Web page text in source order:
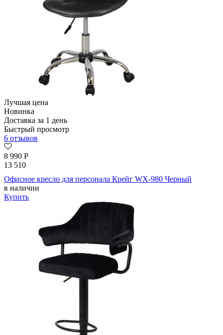
Лучшая цена
Новинка
Доставка за 1 день
Быстрый просмотр
6 отзывов
8 990 Р
13 510
Офисное кресло для персонала Крейг WX-980 Черный
в наличии
Купить